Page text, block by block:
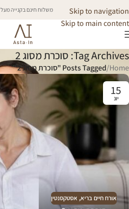
Skip to navigation
Skip to main content
משלוח חינם בקנייה מעל 450 ₪
Tag Archives: סוכרת מסוג 2
Home
/Posts Tagged "סוכרת מסוג 2"
15
יונ
אורח חיים בריא, אסטקסנטין